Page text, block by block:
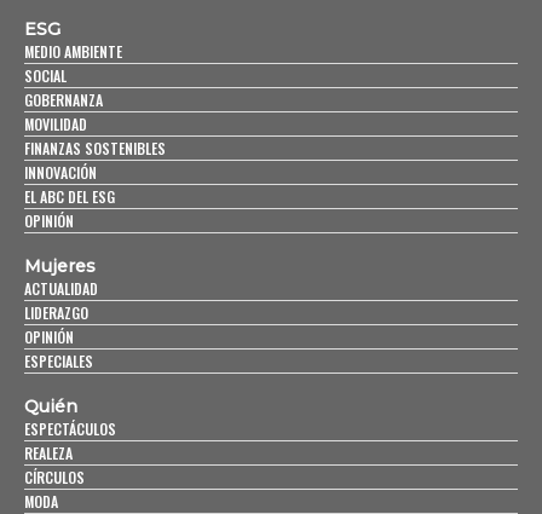
ESG
MEDIO AMBIENTE
SOCIAL
GOBERNANZA
MOVILIDAD
FINANZAS SOSTENIBLES
INNOVACIÓN
EL ABC DEL ESG
OPINIÓN
Mujeres
ACTUALIDAD
LIDERAZGO
OPINIÓN
ESPECIALES
Quién
ESPECTÁCULOS
REALEZA
CÍRCULOS
MODA